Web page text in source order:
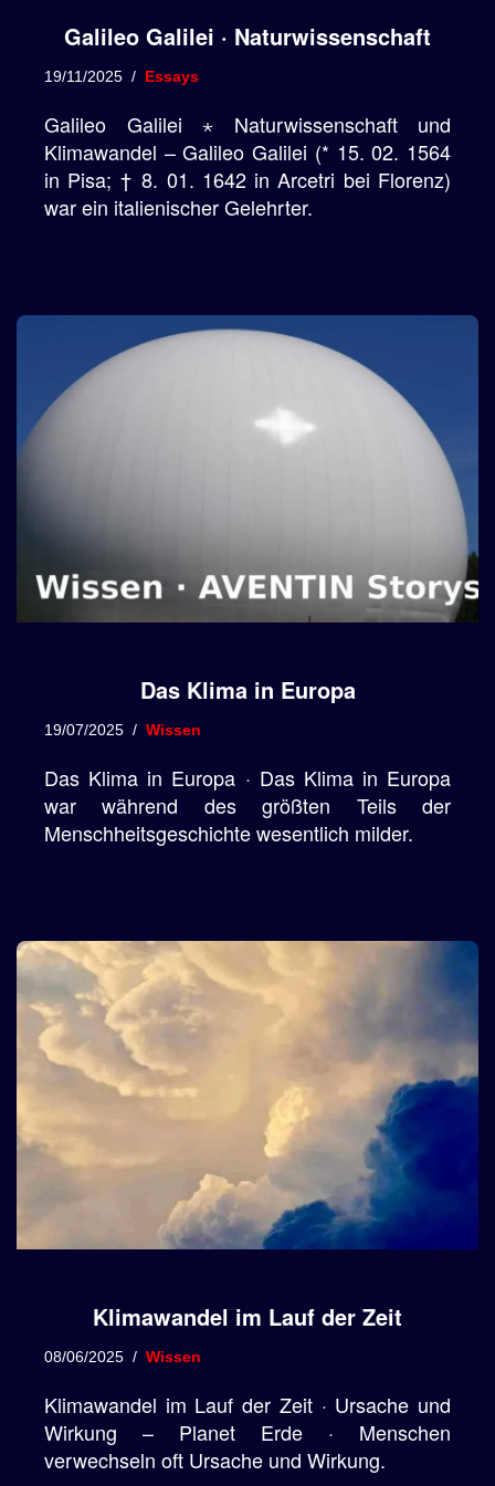
Galileo Galilei · Naturwissenschaft
19/11/2025 Essays
Galileo Galilei ⋆ Naturwissenschaft und
Klimawandel – Galileo Galilei (* 15. 02. 1564
in Pisa; † 8. 01. 1642 in Arcetri bei Florenz)
war ein italienischer Gelehrter.
Das Klima in Europa
19/07/2025 Wissen
Das Klima in Europa · Das Klima in Europa
war während des größten Teils der
Menschheitsgeschichte wesentlich milder.
Klimawandel im Lauf der Zeit
08/06/2025 Wissen
Klimawandel im Lauf der Zeit · Ursache und
Wirkung – Planet Erde · Menschen
verwechseln oft Ursache und Wirkung.